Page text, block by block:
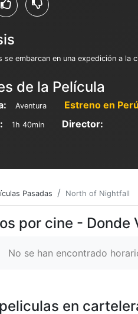
se embarcan en una expedición a la
de la Película
Aventura Estreno en
1h 40min
Director:
Pasadas North of Nightfall
por cine -
No se han encontrado
en